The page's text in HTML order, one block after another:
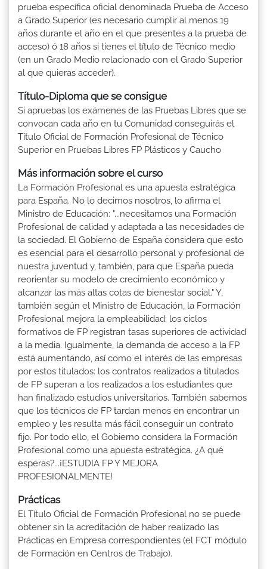
prueba específica oficial denominada Prueba de Acceso
a Grado Superior (es necesario cumplir al menos 19
años durante el año en el que presentes a la prueba de
acceso) ó 18 años si tienes el título de Técnico medio
(en un Grado Medio relacionado con el Grado Superior
al que quieras acceder).
Título-Diploma que se consigue
Si apruebas los exámenes de las Pruebas Libres que se
convocan cada año en tu Comunidad conseguirás el
Título Oficial de Formación Profesional de Técnico
Superior en Pruebas Libres FP Plásticos y Caucho
Más información sobre el curso
La Formación Profesional es una apuesta estratégica
para España. No lo decimos nosotros, lo afirma el
Ministro de Educación: "...necesitamos una Formación
Profesional de calidad y adaptada a las necesidades de
la sociedad. El Gobierno de España considera que esto
es esencial para el desarrollo personal y profesional de
nuestra juventud y, también, para que España pueda
reorientar su modelo de crecimiento económico y
alcanzar las más altas cotas de bienestar social." Y,
también según el Ministro de Educación, la Formación
Profesional mejora la empleabilidad: los ciclos
formativos de FP registran tasas superiores de actividad
a la media. Igualmente, la demanda de acceso a la FP
está aumentando, así como el interés de las empresas
por estos titulados: los contratos realizados a titulados
de FP superan a los realizados a los estudiantes que
han finalizado estudios universitarios. También sabemos
que los técnicos de FP tardan menos en encontrar un
empleo y les resulta más fácil conseguir un contrato
fijo. Por todo ello, el Gobierno considera la Formación
Profesional como una apuesta estratégica. ¿A qué
esperas?...¡ESTUDIA FP Y MEJORA
PROFESIONALMENTE!
Prácticas
El Título Oficial de Formación Profesional no se puede
obtener sin la acreditación de haber realizado las
Prácticas en Empresa correspondientes (el FCT módulo
de Formación en Centros de Trabajo).